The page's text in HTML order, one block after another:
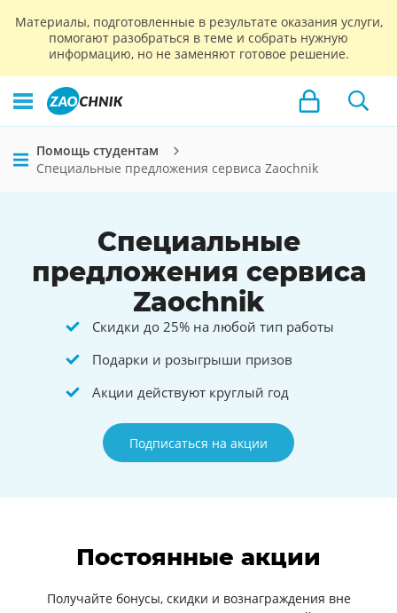
Материалы, подготовленные в результате оказания услуги,
помогают разобраться в теме и собрать нужную
информацию, но не заменяют готовое решение.
Помощь студентам
Специальные предложения сервиса Zaochnik
Специальные
предложения сервиса
Zaochnik
Скидки до 25% на любой тип работы
Подарки и розыгрыши призов
Акции действуют круглый год
Подписаться на акции
Постоянные акции
Получайте бонусы, скидки и вознаграждения вне